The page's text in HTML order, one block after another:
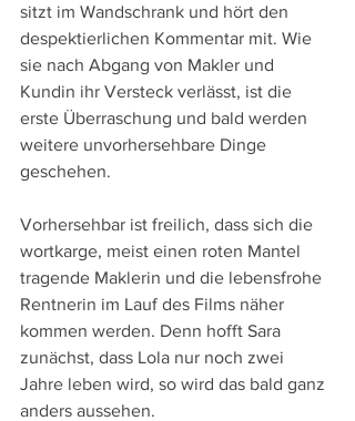
sitzt im Wandschrank und hört den
despektierlichen Kommentar mit. Wie
sie nach Abgang von Makler und
Kundin ihr Versteck verlässt, ist die
erste Überraschung und bald werden
weitere unvorhersehbare Dinge
geschehen.
Vorhersehbar ist freilich, dass sich die
wortkarge, meist einen roten Mantel
tragende Maklerin und die lebensfrohe
Rentnerin im Lauf des Films näher
kommen werden. Denn hofft Sara
zunächst, dass Lola nur noch zwei
Jahre leben wird, so wird das bald ganz
anders aussehen.